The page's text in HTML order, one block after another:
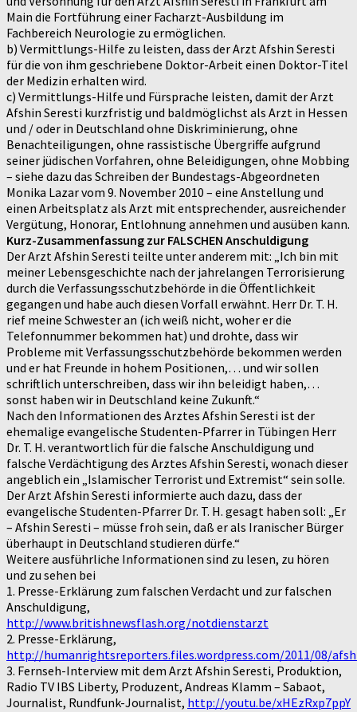
Main die Fortführung einer Facharzt-Ausbildung im
Fachbereich Neurologie zu ermöglichen.
b) Vermittlungs-Hilfe zu leisten, dass der Arzt Afshin Seresti
für die von ihm geschriebene Doktor-Arbeit einen Doktor-Titel
der Medizin erhalten wird.
c) Vermittlungs-Hilfe und Fürsprache leisten, damit der Arzt
Afshin Seresti kurzfristig und baldmöglichst als Arzt in Hessen
und / oder in Deutschland ohne Diskriminierung, ohne
Benachteiligungen, ohne rassistische Übergriffe aufgrund
seiner jüdischen Vorfahren, ohne Beleidigungen, ohne Mobbing
– siehe dazu das Schreiben der Bundestags-Abgeordneten
Monika Lazar vom 9. November 2010 – eine Anstellung und
einen Arbeitsplatz als Arzt mit entsprechender, ausreichender
Vergütung, Honorar, Entlohnung annehmen und ausüben kann.
Kurz-Zusammenfassung zur FALSCHEN Anschuldigung
Der Arzt Afshin Seresti teilte unter anderem mit: „Ich bin mit
meiner Lebensgeschichte nach der jahrelangen Terrorisierung
durch die Verfassungsschutzbehörde in die Öffentlichkeit
gegangen und habe auch diesen Vorfall erwähnt. Herr Dr. T. H.
rief meine Schwester an (ich weiß nicht, woher er die
Telefonnummer bekommen hat) und drohte, dass wir
Probleme mit Verfassungsschutzbehörde bekommen werden
und er hat Freunde in hohem Positionen,… und wir sollen
schriftlich unterschreiben, dass wir ihn beleidigt haben,…
sonst haben wir in Deutschland keine Zukunft.“
Nach den Informationen des Arztes Afshin Seresti ist der
ehemalige evangelische Studenten-Pfarrer in Tübingen Herr
Dr. T. H. verantwortlich für die falsche Anschuldigung und
falsche Verdächtigung des Arztes Afshin Seresti, wonach dieser
angeblich ein „Islamischer Terrorist und Extremist“ sein solle.
Der Arzt Afshin Seresti informierte auch dazu, dass der
evangelische Studenten-Pfarrer Dr. T. H. gesagt haben soll: „Er
– Afshin Seresti – müsse froh sein, daß er als Iranischer Bürger
überhaupt in Deutschland studieren dürfe.“
Weitere ausführliche Informationen sind zu lesen, zu hören
und zu sehen bei
1. Presse-Erklärung zum falschen Verdacht und zur falschen
Anschuldigung,
http://www.britishnewsflash.org/notdienstarzt
2. Presse-Erklärung,
http://humanrightsreporters.files.wordpress.com/2011/08/
3. Fernseh-Interview mit dem Arzt Afshin Seresti, Produktion,
Radio TV IBS Liberty, Produzent, Andreas Klamm – Sabaot,
Journalist, Rundfunk-Journalist, http://youtu.be/xHEzRxp7ppY